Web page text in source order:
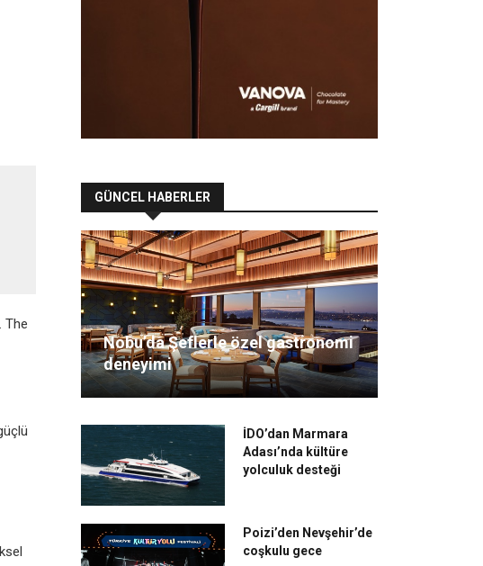
The
GÜNCEL HABERLER
Nobu’da Şeflerle özel gastronomi
deneyimi
İDO’dan Marmara
Adası’nda kültüre
yolculuk desteği
Poizi’den Nevşehir’de
coşkulu gece